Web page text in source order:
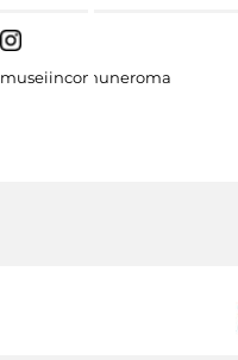
museiincomuneroma